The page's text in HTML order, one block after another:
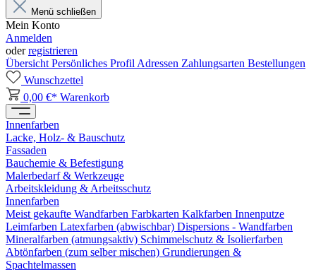
Menü schließen
Mein Konto
Anmelden
oderregistrieren
Übersicht Persönliches Profil Adressen Zahlungsarten Bestellungen
Wunschzettel
0,00 €* Warenkorb
Innenfarben
Lacke, Holz- & Bauschutz
Fassaden
Bauchemie & Befestigung
Malerbedarf & Werkzeuge
Arbeitskleidung & Arbeitsschutz
Innenfarben
Meist gekaufte Wandfarben Farbkarten Kalkfarben Innenputze
Leimfarben Latexfarben (abwischbar) Dispersions - Wandfarben
Mineralfarben (atmungsaktiv) Schimmelschutz & Isolierfarben
Abtönfarben (zum selber mischen) Grundierungen &
Spachtelmassen